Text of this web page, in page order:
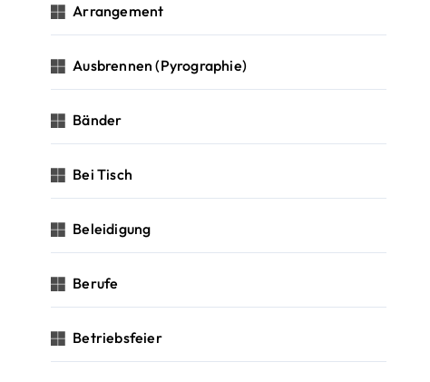
Arrangement
Ausbrennen (Pyrographie)
Bänder
Bei Tisch
Beleidigung
Berufe
Betriebsfeier